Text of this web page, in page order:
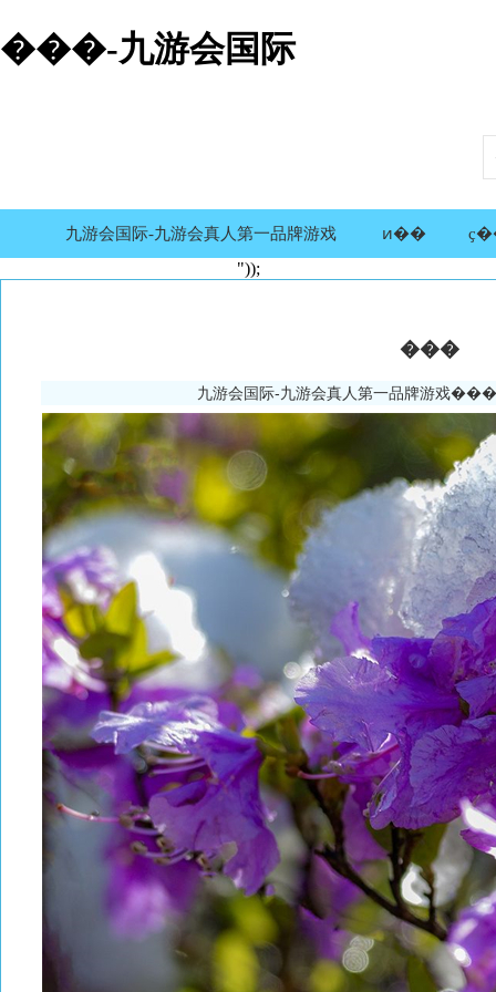
���-九游会国际
九游会国际-九游会真人第一品牌游戏 ͷ��
"));
���
九游会国际-九游会真人第一品牌游戏